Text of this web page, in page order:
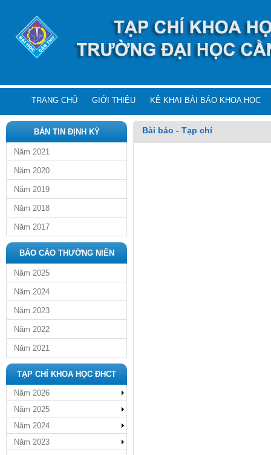
TRANG CHỦ GIỚI THIỆU KÊ KHAI BÀI BÁO KHOA HỌC
BẢN TIN ĐỊNH KỲ
Năm 2021
Năm 2020
Năm 2019
Năm 2018
Năm 2017
BÁO CÁO THƯỜNG NIÊN
Năm 2025
Năm 2024
Năm 2023
Năm 2022
Năm 2021
TẠP CHÍ KHOA HỌC ĐHCT
Năm 2026
Năm 2025
Năm 2024
Năm 2023
Bài báo - Tạp chí